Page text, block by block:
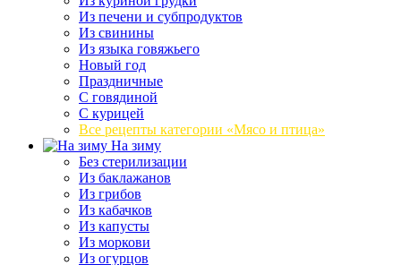
Из печени и субпродуктов
Из свинины
Из языка говяжьего
Новый год
Праздничные
С говядиной
С курицей
Все рецепты категории «Мясо и птица»
На зиму
Без стерилизации
Из баклажанов
Из грибов
Из кабачков
Из капусты
Из моркови
Из огурцов